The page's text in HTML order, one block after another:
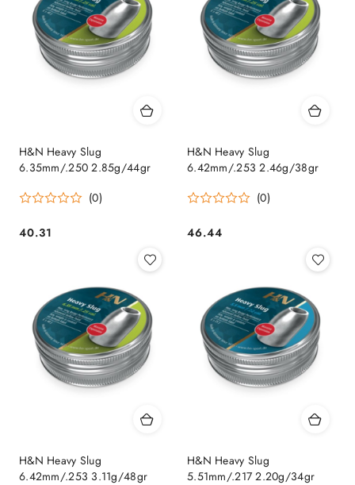
H&N Heavy Slug
6.35mm/.250 2.85g/44gr
(0)
Cena:
40.31
H&N Heavy Slug
6.42mm/.253 2.46g/38gr
(0)
Cena:
46.44
H&N Heavy Slug
6.42mm/.253 3.11g/48gr
H&N Heavy Slug
5.51mm/.217 2.20g/34gr